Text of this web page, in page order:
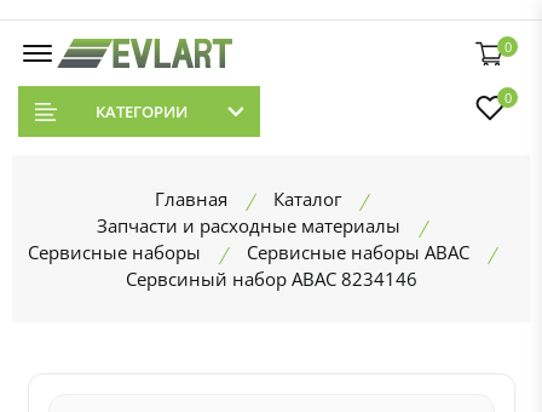
0
КАТЕГОРИИ
0
Главная
Каталог
Запчасти и расходные материалы
Сервисные наборы
Сервисные наборы ABAC
Сервсиный набор ABAC 8234146